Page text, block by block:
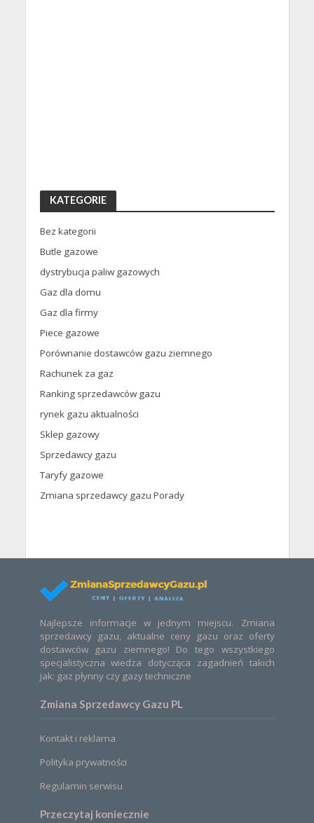
KATEGORIE
Bez kategorii
Butle gazowe
dystrybucja paliw gazowych
Gaz dla domu
Gaz dla firmy
Piece gazowe
Porównanie dostawców gazu ziemnego
Rachunek za gaz
Ranking sprzedawców gazu
rynek gazu aktualności
Sklep gazowy
Sprzedawcy gazu
Taryfy gazowe
Zmiana sprzedawcy gazu Porady
Najlepsze informacje w jednym miejscu. Zmiana
sprzedawcy gazu, aktualne ceny gazu oraz oferty
dostawców gazu ziemnego! Do tego wszystkiego
specjalistyczna wiedza dotycząca zagadnień takich
jak: gaz płynny czy gazy techniczne
Zmiana Sprzedawcy Gazu PL
Kontakt i reklama
Polityka prywatności
Regulamin serwisu
Przeczytaj koniecznie